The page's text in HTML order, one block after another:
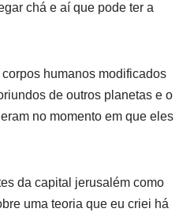
chá e aí que pode ter a
humanos modificados
de outros planetas e o
no momento em que eles
da capital jerusalém como
uma teoria que eu criei há